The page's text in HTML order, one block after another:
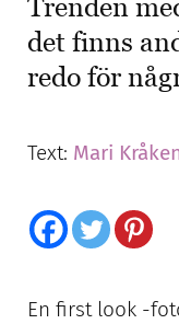
det finns
redo för
Text: Mari
En first look -